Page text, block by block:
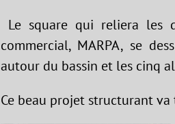
Le square qui reliera les
commercial, MARPA, se
autour du bassin et les cinq
Ce beau projet structurant